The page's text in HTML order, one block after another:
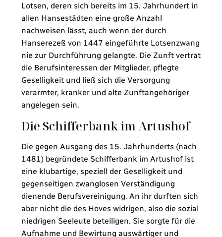
Lotsen, deren sich bereits im 15. Jahrhundert in
allen Hansestädten eine große Anzahl
nachweisen lässt, auch wenn der durch
Hanserezeß von 1447 eingeführte Lotsenzwang
nie zur Durchführung gelangte. Die Zunft vertrat
die Berufsinteressen der Mitglieder, pflegte
Geselligkeit und ließ sich die Versorgung
verarmter, kranker und alte Zunftangehöriger
angelegen sein.
Die Schifferbank im Artushof
Die gegen Ausgang des 15. Jahrhunderts (nach
1481) begründete Schifferbank im Artushof ist
eine klubartige, speziell der Geselligkeit und
gegenseitigen zwanglosen Verständigung
dienende Berufsvereinigung. An ihr durften sich
aber nicht die des Hoves widrigen, also die sozial
niedrigen Seeleute beteiligen. Sie sorgte für die
Aufnahme und Bewirtung auswärtiger und